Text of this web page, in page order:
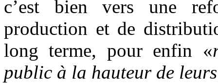
c’est bien vers une
production et de
long terme, pour enfin «
public à la hauteur de